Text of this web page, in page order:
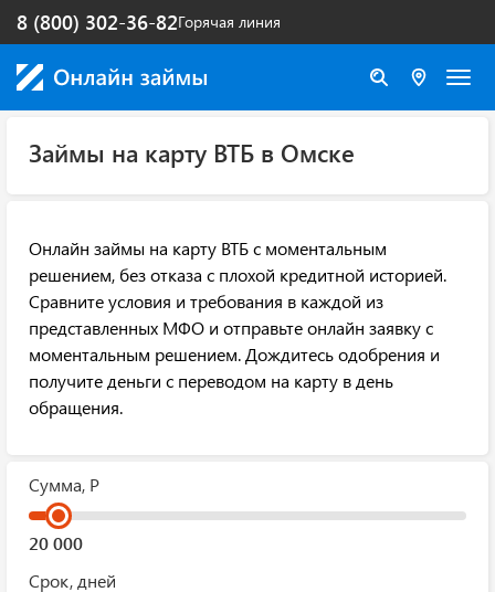
Горячая линия
8 (800) 302-36-82
Займы на карту ВТБ в Омске
Онлайн займы на карту ВТБ с моментальным
решением, без отказа с плохой кредитной историей.
Сравните условия и требования в каждой из
представленных МФО и отправьте онлайн заявку с
моментальным решением. Дождитесь одобрения и
получите деньги с переводом на карту в день
обращения.
Сумма, Р
Срок, дней